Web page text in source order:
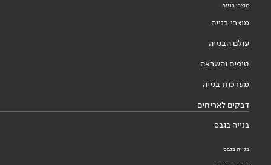
מוצרי בנייה
מוצרי בנייה
עולם הבנייה
טיפים והשראה
מערכות בנייה
דבקים לאריחים
בנייה בגבס
בנייה בגבס